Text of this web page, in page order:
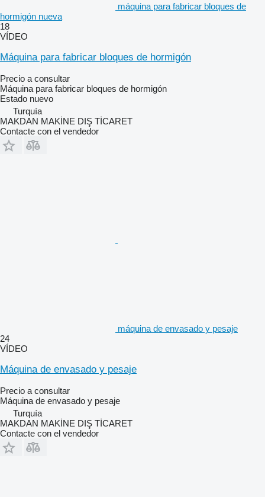
máquina para fabricar bloques de
hormigón nueva
18
VÍDEO
Máquina para fabricar bloques de hormigón
Precio a consultar
Máquina para fabricar bloques de hormigón
Estado nuevo
Turquía
MAKDAN MAKİNE DIŞ TİCARET
Contacte con el vendedor
máquina de envasado y pesaje
24
VÍDEO
Máquina de envasado y pesaje
Precio a consultar
Máquina de envasado y pesaje
Turquía
MAKDAN MAKİNE DIŞ TİCARET
Contacte con el vendedor